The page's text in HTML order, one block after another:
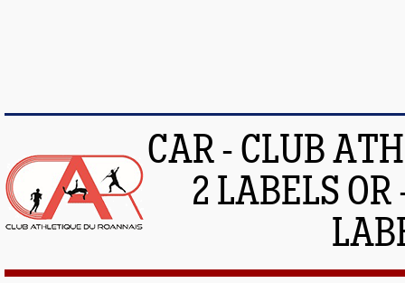
CAR - CLUB
2 LABELS